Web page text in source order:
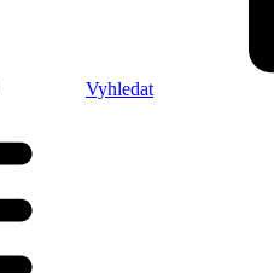
Vyhledat